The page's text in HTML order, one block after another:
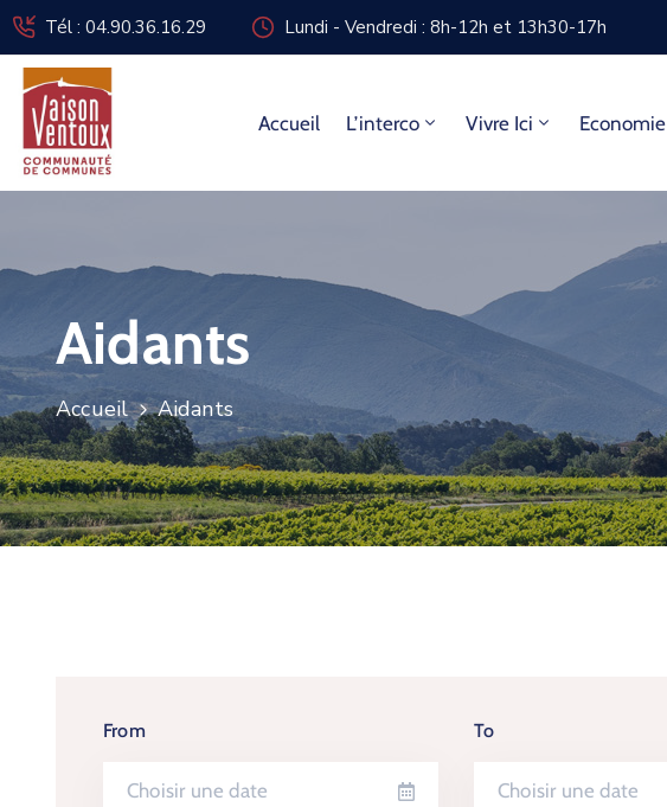
Tél : 04.90.36.16.29 Lundi - Vendredi : 8h-12h et 13h30-17h
Accueil L’interco Vivre Ici Economie
Aidants
Accueil Aidants
From To